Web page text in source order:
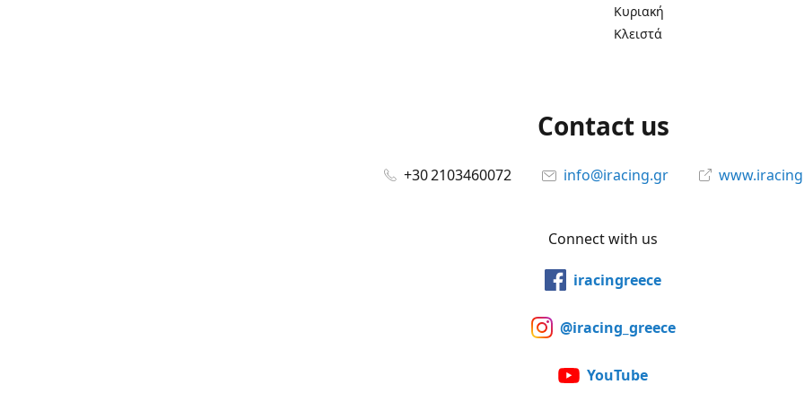
Κυριακή
Κλειστά
Contact us
+30 2103460072 info@iracing.gr
Connect with us
iracingreece
@iracing_greece
YouTube